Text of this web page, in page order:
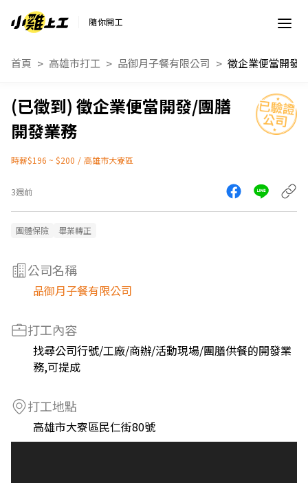
隨你開工
首頁 高雄市打工 品御月子餐有限公司
徵企業便當開發/團膳
開發業務
時薪$196 ~ $200 / 高雄市大寮區
3週前
團體保險 畢業轉正
公司名稱
品御月子餐有限公司
打工內容
找尋公司行號/工廠/商辦/活動現場/團膳供餐的開發業
務,可提成
打工地點
高雄市大寮區民仁街80號